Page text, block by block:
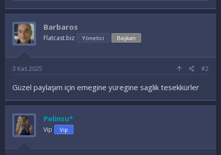
d
e
r
Barbaros
Flatcast.biz Yönetici Başkan
3 Kas 2025 #2
Güzel paylaşım için emegine yüregine saglik tesekkürler
Pelinsu*
Vip Vip